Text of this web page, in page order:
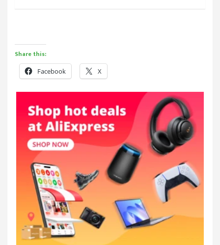
Share this:
Facebook X